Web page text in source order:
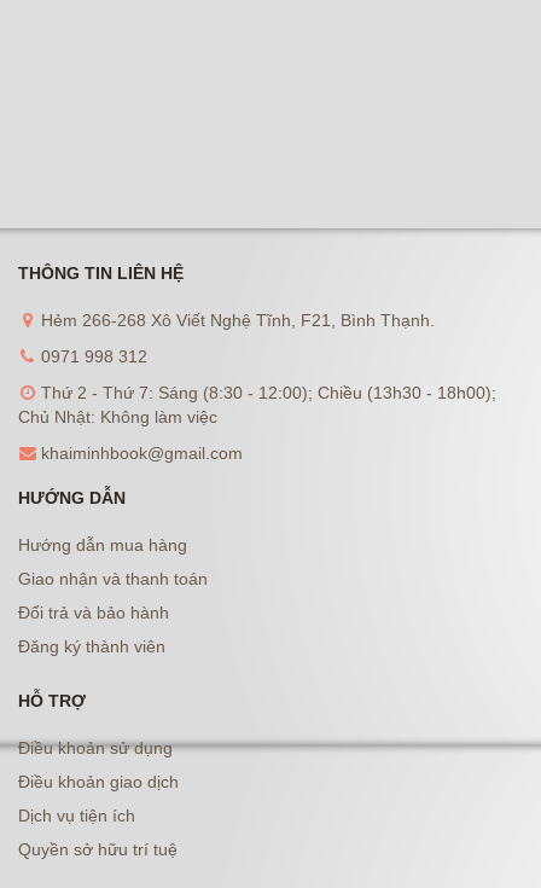
THÔNG TIN LIÊN HỆ
Hẻm 266-268 Xô Viết Nghệ Tĩnh, F21, Bình Thạnh.
0971 998 312
Thứ 2 - Thứ 7: Sáng (8:30 - 12:00); Chiều (13h30 - 18h00);
Chủ Nhật: Không làm việc
khaiminhbook@gmail.com
HƯỚNG DẪN
Hướng dẫn mua hàng
Giao nhận và thanh toán
Đổi trả và bảo hành
Đăng ký thành viên
HỖ TRỢ
Điều khoản sử dụng
Điều khoản giao dịch
Dịch vụ tiện ích
Quyền sở hữu trí tuệ